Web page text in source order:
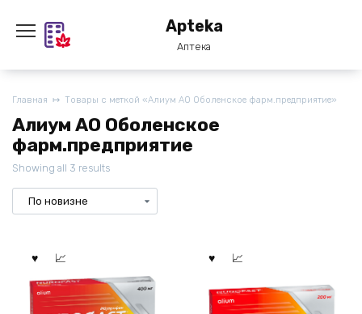
содержанию
Apteka
Аптека
Главная Товары с меткой «Алиум АО Оболенское фарм.предприятие»
Алиум АО Оболенское
фарм.предприятие
Showing all 3 results